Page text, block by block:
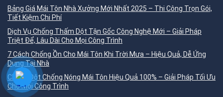
Bảng Giá Mái Tôn Nhà Xưởng Mới Nhất 2025 – Thi Công Trọn Gói,
Tiết Kiệm Chi Phí
Dịch Vụ Chống Thấm Dột Tận Gốc Công Nghệ Mới – Giải Pháp
Triệt Để, Lâu Dài Cho Mọi Công Trình
7 Cách Chống Ồn Cho Mái Tôn Khi Trời Mưa – Hiệu Quả, Dễ Ứng
Dụng Tại Nhà
Chống Dột Chống Nóng Mái Tôn Hiệu Quả 100% – Giải Pháp Tối Ưu
Cho Mọi Công Trình